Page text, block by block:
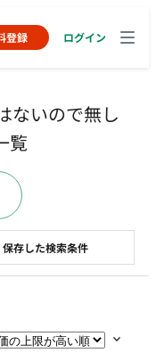
登録 ログイン
ないので無し
覧
保存した検索条件